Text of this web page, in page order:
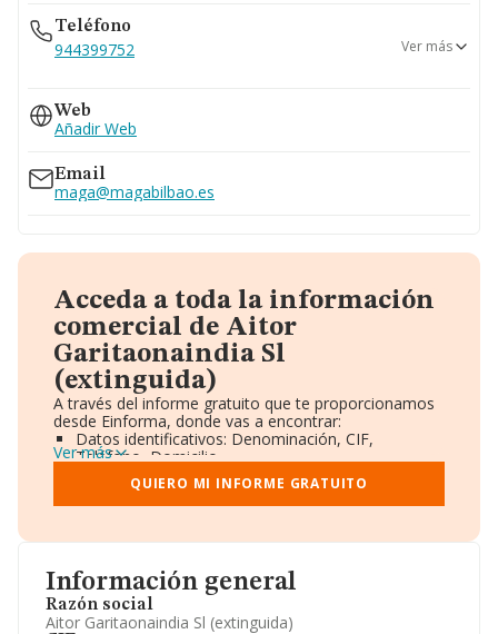
Información general
Razón social
Aitor Garitaonaindia Sl (extinguida)
Teléfono
944399752
944412091
Ver más
Web
Añadir Web
Email
maga@magabilbao.es
Acceda a toda la información
comercial de Aitor
Garitaonaindia Sl
(extinguida)
A través del informe gratuito que te proporcionamos
desde Einforma, donde vas a encontrar:
Datos identificativos: Denominación, CIF,
Teléfono, Domicilio.
Informe Mercantil Completo (BORME).
Gráficos de Evolución Ventas y Empleados.
Consejo de Administración y Administradores.
Accionistas.
Artículos de prensa publicados sobre la empresa.
Información oficial y registral complementaria.
Ver más
QUIERO MI INFORME GRATUITO